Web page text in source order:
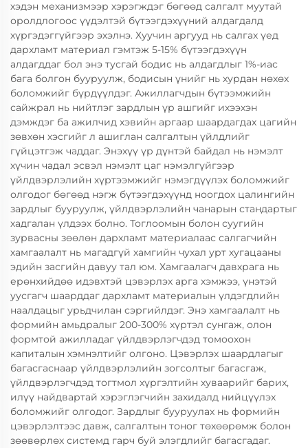
хэдэн механизмээр хэрэгждэг бөгөөд салгалт муутай
оролдлогоос үүдэлтэй бүтээгдэхүүний алдагдалд
хүргэдэггүйгээр эхэлнэ. Хуучин аргууд нь салгах үед
дархламт материал гэмтэж 5-15% бүтээгдэхүүн
алдагддаг бол энэ тусгай бодис нь алдагдлыг 1%-иас
бага болгон бууруулж, бодисын үнийг нь хурдан нөхөх
боломжийг бүрдүүлдэг. Ажиллагчдын бүтээмжийн
сайжрал нь нийтлэг зардлын үр ашгийг ихээхэн
дэмждэг ба ажилчид хэвийн аргаар шаардагдах цагийн
зөвхөн хэсгийг л ашиглан салгалтын үйлдлийг
гүйцэтгэж чаддаг. Энэхүү үр дүнтэй байдал нь нэмэлт
хүчин чадал эсвэл нэмэлт цаг нэмэлгүйгээр
үйлдвэрлэлийн хүртээмжийг нэмэгдүүлэх боломжийг
олгодог бөгөөд нэгж бүтээгдэхүүнд ноогдох цалингийн
зардлыг бууруулж, үйлдвэрлэлийн чанарын стандартыг
хадгалан үлдээх болно. Тоглоомын болон суугийн
зурвасны зөөлөн дархламт материалаас салгагчийн
хамгаалалт нь магадгүй хамгийн чухал урт хугацааны
эдийн засгийн давуу тал юм. Хамгаалагч давхрага нь
ерөнхийдөө идэвхтэй цэвэрлэх арга хэмжээ, үнэтэй
уусгагч шаарддаг дархламт материалын үлдэгдлийн
наалдацыг урьдчилан сэргийлдэг. Энэ хамгаалалт нь
формийн амьдралыг 200-300% хүртэл сунгаж, олон
формтой ажилладаг үйлдвэрлэгчдэд томоохон
капиталын хэмнэлтийг олгоно. Цэвэрлэх шаардлагыг
багасгаснаар үйлдвэрлэлийн зогсолтыг багасгаж,
үйлдвэрлэгчдэд тогтмол хүргэлтийн хуваарийг барих,
илүү найдвартай хэрэглэгчийн захидалд нийцүүлэх
боломжийг олгодог. Зардлыг бууруулах нь формийн
цэвэрлэлтээс давж, салгалтын тоног төхөөрөмж болон
зөөвөрлөх системд гарч буй элэгдлийг багасгадаг.